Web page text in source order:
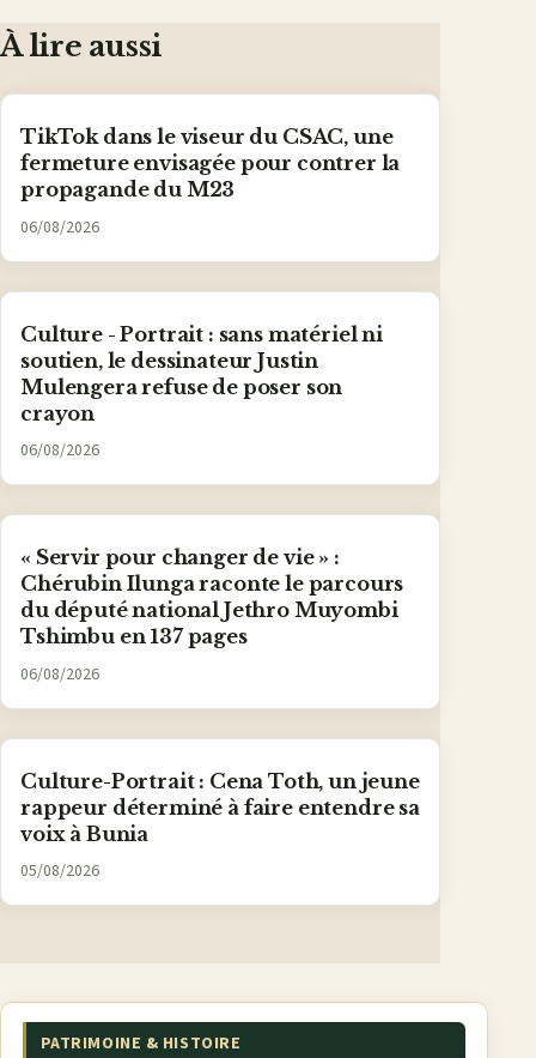
À lire aussi
TikTok dans le viseur du CSAC, une
fermeture envisagée pour contrer la
propagande du M23
06/08/2026
Culture - Portrait : sans matériel ni
soutien, le dessinateur Justin
Mulengera refuse de poser son
crayon
06/08/2026
« Servir pour changer de vie » :
Chérubin Ilunga raconte le parcours
du député national Jethro Muyombi
Tshimbu en 137 pages
06/08/2026
Culture-Portrait : Cena Toth, un jeune
rappeur déterminé à faire entendre sa
voix à Bunia
05/08/2026
PATRIMOINE & HISTOIRE